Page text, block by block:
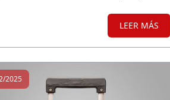
LEER MÁS
2025